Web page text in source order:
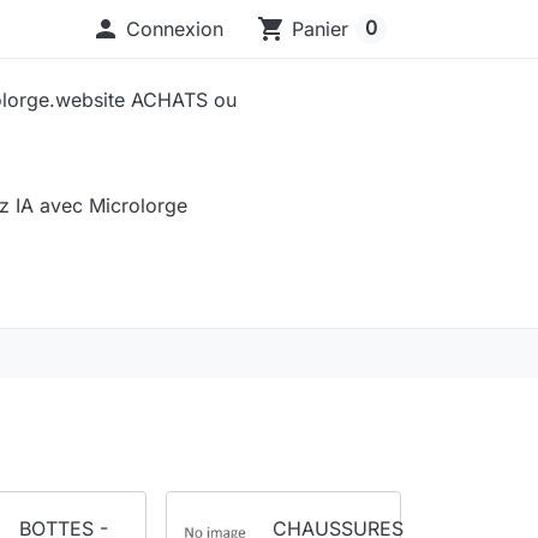
 Connexion shopping_cart Panier 0
ACHATS ou
IA avec Microlorge
BOTTES -
CHAUSSURES